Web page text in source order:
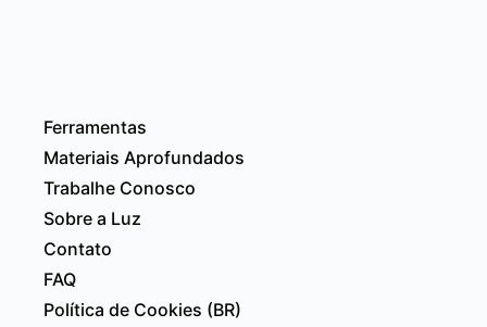
Ferramentas
Materiais Aprofundados
Trabalhe Conosco
Sobre a Luz
Contato
FAQ
Política de Cookies (BR)